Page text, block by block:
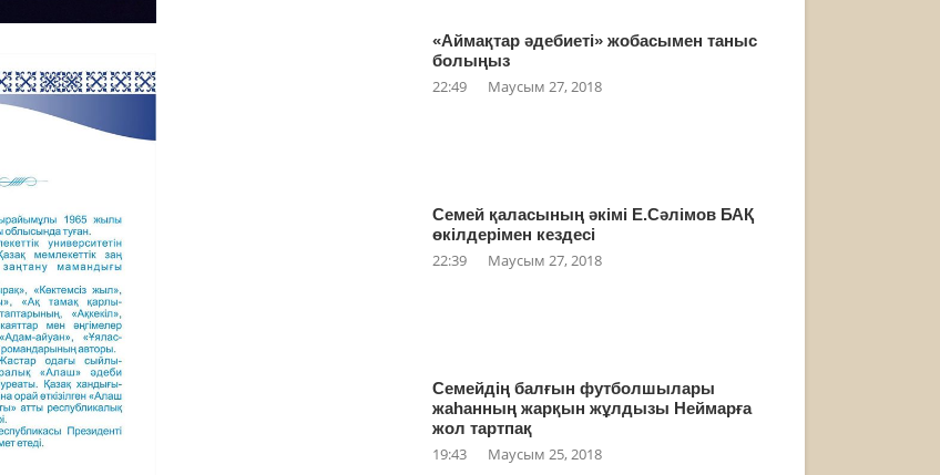
«Аймақтар әдебиеті» жобасымен таныс
болыңыз
22:49 Маусым 27, 2018
Семей қаласының әкімі Е.Сәлімов БАҚ
өкілдерімен кездесі
22:39 Маусым 27, 2018
Семейдің балғын футболшылары
жаһанның жарқын жұлдызы Неймарға
жол тартпақ
19:43 Маусым 25, 2018